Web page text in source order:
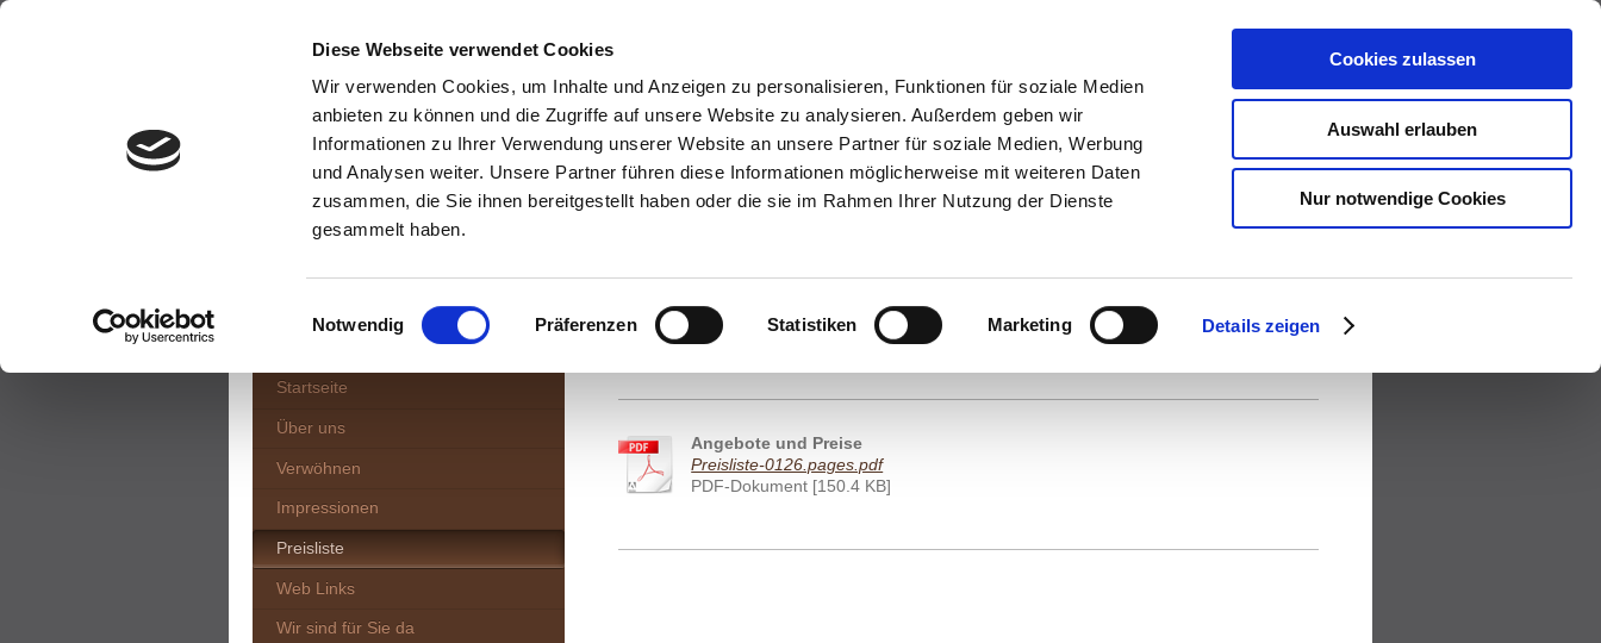
Diese Webseite verwendet Cookies
Wir verwenden Cookies, um Inhalte und Anzeigen zu personalisieren, Funktionen für soziale Medien
anbieten zu können und die Zugriffe auf unsere Website zu analysieren. Außerdem geben wir
Informationen zu Ihrer Verwendung unserer Website an unsere Partner für soziale Medien, Werbung
und Analysen weiter. Unsere Partner führen diese Informationen möglicherweise mit weiteren Daten
zusammen, die Sie ihnen bereitgestellt haben oder die sie im Rahmen Ihrer Nutzung der Dienste
gesammelt haben.
Einwilligungsauswahl
Notwendig Präferenzen Statistiken Marketing Details zeigen
Cookies zulassen
Auswahl erlauben
Nur notwendige Cookies
Angebote und Preise
Preisliste-0126.pages.pdf
PDF-Dokument [150.4 KB]
Startseite
Über uns
Verwöhnen
Impressionen
Preisliste
Web Links
Wir sind für Sie da